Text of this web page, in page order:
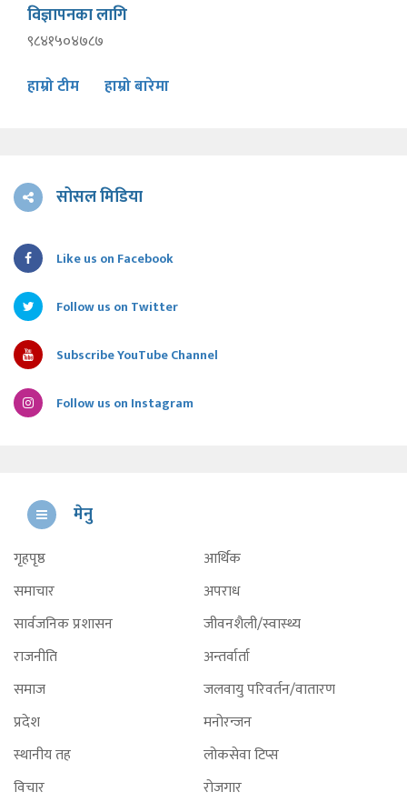
विज्ञापनका लागि
९८४१५०४७८७
हाम्रो टीम हाम्रो बारेमा
सोसल मिडिया
Like us on Facebook
Follow us on Twitter
Subscribe YouTube Channel
Follow us on Instagram
मेनु
गृहपृष्ठ
समाचार
सार्वजनिक प्रशासन
राजनीति
समाज
प्रदेश
स्थानीय तह
विचार
आर्थिक
अपराध
जीवनशैली/स्वास्थ्य
अन्तर्वार्ता
जलवायु परिवर्तन/वातारण
मनोरन्जन
लोकसेवा टिप्स
रोजगार